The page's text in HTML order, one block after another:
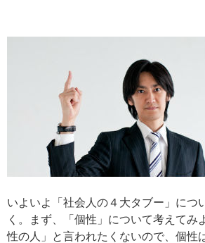
いよいよ「社会人の４大タブー」につ
く。まず、「個性」について考えてみ
性の人」と言われたくないので、個性